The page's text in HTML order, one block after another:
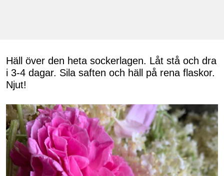
Häll över den heta sockerlagen. Låt stå och dra
i 3-4 dagar. Sila saften och häll på rena flaskor.
Njut!